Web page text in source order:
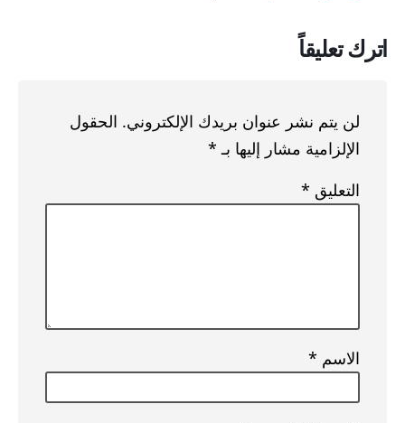
اترك تعليقاً
لن يتم نشر عنوان بريدك الإلكتروني. الحقول
الإلزامية مشار إليها بـ *
التعليق *
الاسم *